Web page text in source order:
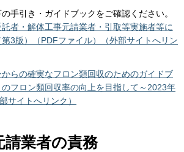
手引き・ガイドブックをご確認ください。
者・解体工事元請業者・引取等実施者等に
3版）（PDFファイル）（外部サイトへリン
らの確実なフロン類回収のためのガイドブ
フロン類回収率の向上を目指して～2023年
サイトへリンク）
請業者の責務